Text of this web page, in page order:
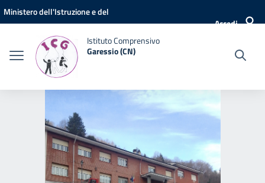
Vai ai contenuti
Vai al menu di navigazione
Vai al footer
Ministero dell'Istruzione e del
Accedi
Istituto Comprensivo
Garessio (CN)